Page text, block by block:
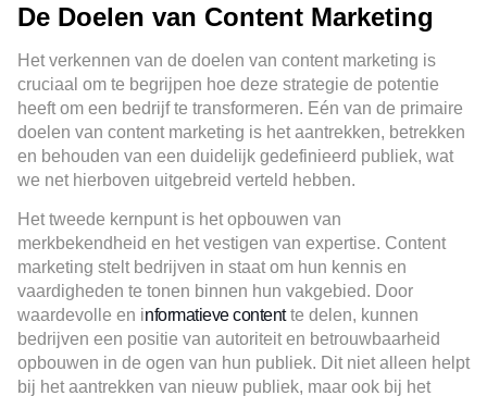
De Doelen van Content Marketing
Het verkennen van de doelen van content marketing is
cruciaal om te begrijpen hoe deze strategie de potentie
heeft om een bedrijf te transformeren. Eén van de primaire
doelen van content marketing is het aantrekken, betrekken
en behouden van een duidelijk gedefinieerd publiek, wat
we net hierboven uitgebreid verteld hebben.
Het tweede kernpunt is het opbouwen van
merkbekendheid en het vestigen van expertise. Content
marketing stelt bedrijven in staat om hun kennis en
vaardigheden te tonen binnen hun vakgebied. Door
waardevolle en informatieve contentte delen, kunnen
bedrijven een positie van autoriteit en betrouwbaarheid
opbouwen in de ogen van hun publiek​. Dit niet alleen helpt
bij het aantrekken van nieuw publiek, maar ook bij het